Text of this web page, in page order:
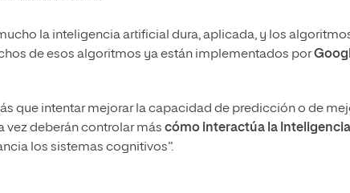
la inteligencia artificial dura, aplicada, y los
de esos algoritmos ya están implementados por
que intentar mejorar la capacidad de predicción o de
vez deberán controlar más cómo interactúa la Inteligencia
los sistemas cognitivos”.